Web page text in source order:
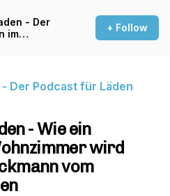
- Der
im
+ Follow
Der Podcast für Läden
- Wie ein
wird
vom